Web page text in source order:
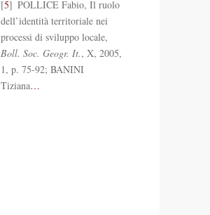
5
POLLICE Fabio, Il ruolo
dell’identità territoriale nei
processi di sviluppo locale,
Boll. Soc. Geogr. It., X, 2005,
1, p. 75-92; BANINI
Tiziana…